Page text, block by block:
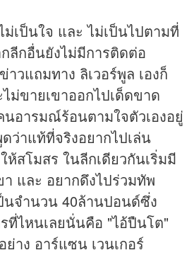
เป็นใจ และ ไม่เป็นไปตามที่
ลีกอื่นยังไม่มีการติดต่อ
วแถมทาง ลิเวอร์พูล เองก็
ม่ขายเขาออกไปเด็ดขาด
อารมณ์ร้อนตามใจตัวเองอยู่
ว่าแท้ที่จริงอยากไปเล่น
สโมสร ในลีกเดียวกันเริ่มมี
และ อยากดึงไปร่วมทัพ
นจำนวน 40ล้านปอนด์ซึ่ง
ที่ไหนเลยนั่นคือ "ไอ้ปืนโต"
าง อาร์แซน เวนเกอร์